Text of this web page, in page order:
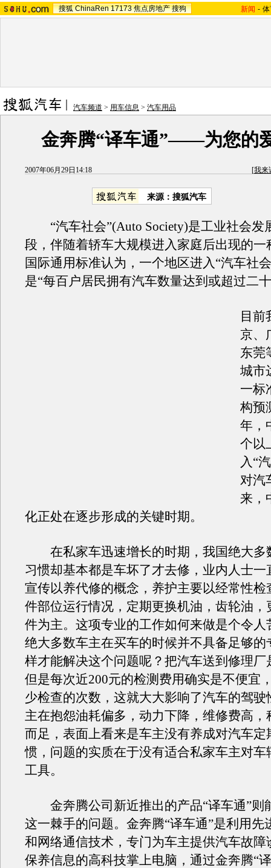
搜狐 ChinaRen 17173 焦点房地产 搜狗 新闻 -
汽车频道 > 用车信息 > 汽车用品
金奔腾“译车通”——为您的
2007年06月29日14:18 [我来
来源：搜狐汽车
“汽车社会”(Auto Society)是工业社会发
段，伴随着轿车大规模进入家庭后出现的一
国际通用标准认为，一个地区进入“汽车社
是“每百户居民拥有汽车数量达到或超过二
目前
京、
东莞
城市
一标
构预
年，
个以
入“
对汽
来，
化正处在逐步形成的关键时期。
在私家车迅速增长的时期，我国绝大多
习惯却基本都是车坏了才去修，业内人士一
宣传以养代修的概念，养护主要以经常性检
件部位运行情况，定期更换机油，齿轮油，
件为主。这项专业的工作如何来做是个令人
绝大多数车主在买车的时候并不具备足够的
样才能解决这个问题呢？把汽车送到修理厂
但是每次近200元的检测费用确实是不便宜
少检查的次数，这就大大影响了汽车的驾驶
主在抱怨油耗偏多，动力下降，维修费高，
而足，表面上看来是车主没有养成对汽车定
惯，问题的实质在于没有适合私家车主对车
工具。
金奔腾公司新近推出的产品“译车通”则
这一棘手的问题。金奔腾“译车通”是利用先
和网络通信技术，专门为车主提供汽车故障
保养信息的高科技掌上电脑，通过金奔腾“